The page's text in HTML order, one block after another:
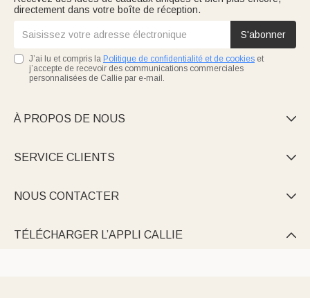
directement dans votre boîte de réception.
S'abonner
J’ai lu et compris la Politique de confidentialité et de cookies et
j’accepte de recevoir des communications commerciales
personnalisées de Callie par e-mail.
À PROPOS DE NOUS 
SERVICE CLIENTS 
NOUS CONTACTER 
TÉLÉCHARGER L’APPLI CALLIE 